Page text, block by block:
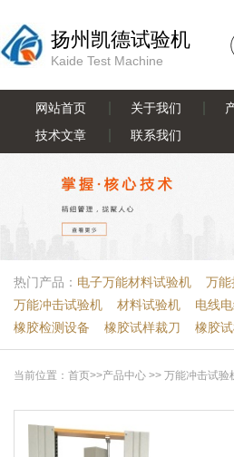
扬州凯德试验机
Kaide Test Machine
网站首页 关于我们
技术文章
联系我们
热门产品： 电子万能材料试验机
万能
万能冲击试验机
材料试验机
电线
橡胶检测设备
橡胶试样裁刀 橡胶
当前位置： 首页>>产品中心 >> 万能冲击试验